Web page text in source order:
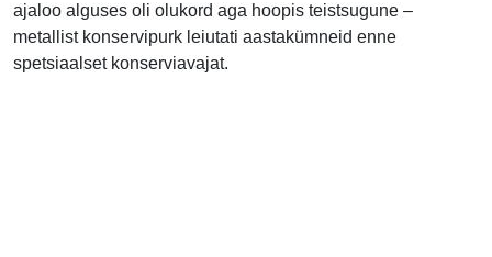
ajaloo alguses oli olukord aga hoopis teistsugune –
metallist konservipurk leiutati aastakümneid enne
spetsiaalset konserviavajat.